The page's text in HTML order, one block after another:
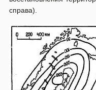
справа).